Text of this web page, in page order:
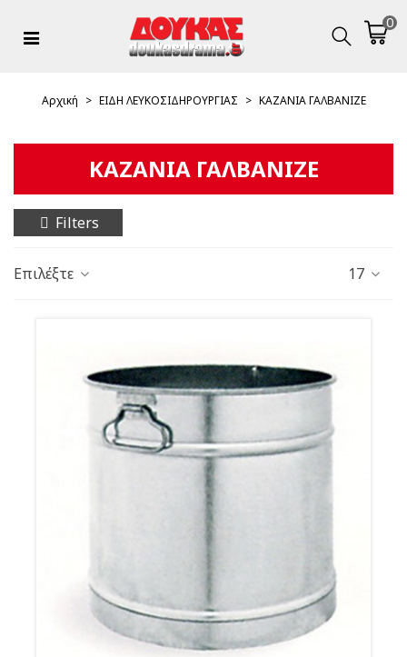
0
Αρχική > ΕΙΔΗ ΛΕΥΚΟΣΙΔΗΡΟΥΡΓΙΑΣ > ΚΑΖΑΝΙΑ ΓΑΛΒΑΝΙΖΕ
ΚΑΖΑΝΙΑ ΓΑΛΒΑΝΙΖΕ
Filters
Επιλέξτε 17